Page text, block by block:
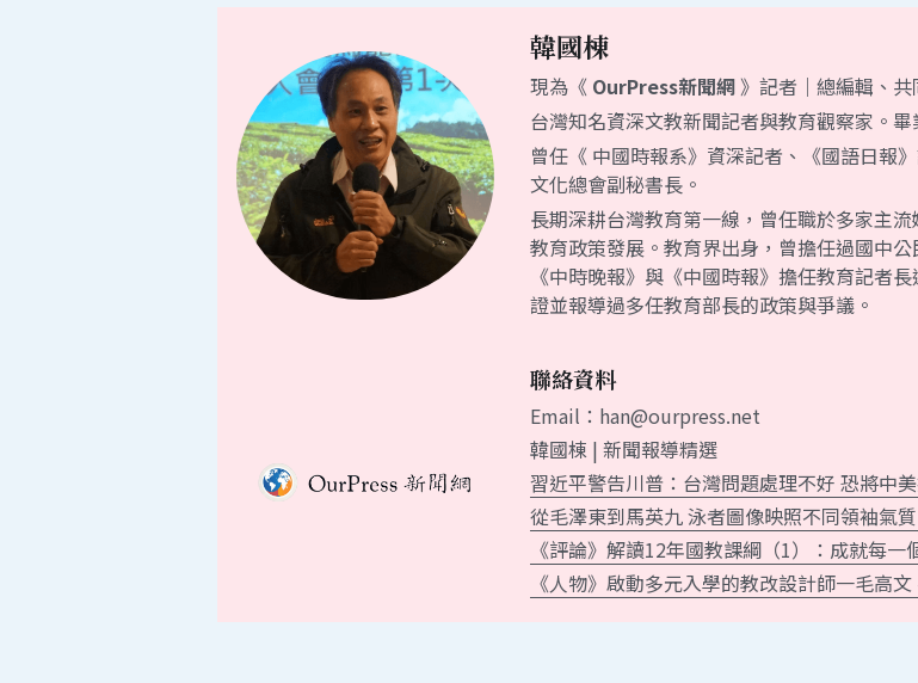
現為《 OurPress新聞網
台灣知名資深文教新聞記者與教育觀察家。畢
曾任《 中國時報系》資深記者、《國語日報
文化總會副秘書長。
長期深耕台灣教育第一線，曾任職於多家主
教育政策發展。教育界出身，曾擔任過國中
《中時晚報》與《中國時報》擔任教育記者
證並報導過多任教育部長的政策與爭議。
聯絡資料
韓國棟 | 新聞報導精選
習近平警告川普：台灣問題處理不好 恐將中美
從毛澤東到馬英九 泳者圖像映照不同領袖氣質
《評論》解讀12年國教課綱（1）：成就每一
《人物》啟動多元入學的教改設計師一毛高文 -